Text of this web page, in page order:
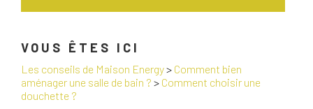
VOUS ÊTES ICI
Les conseils de Maison Energy> Comment bien
aménager une salle de bain ? > Comment choisir une
douchette ?